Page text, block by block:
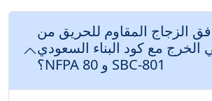
الزجاج المقاوم للحريق من
الخرج مع كود البناء السعودي
SBC-801 و NFPA 80؟